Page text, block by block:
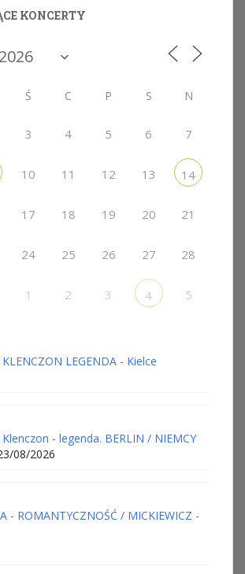
KONCERTY
Ś C P S N
3 4 5 6 7
10 11 12 13 14
17 18 19 20 21
24 25 26 27 28
1 2 3 4 5
LEGENDA - Kielce
Klenczon - legenda. BERLIN / NIEMCY
08/2026
- ROMANTYCZNOŚĆ / MICKIEWICZ -